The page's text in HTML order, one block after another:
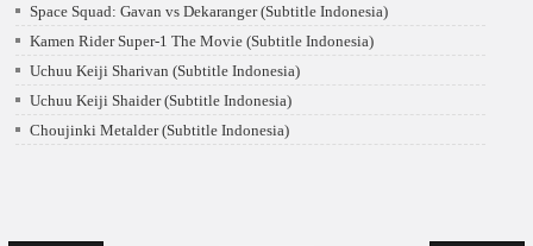
Space Squad: Gavan vs Dekaranger (Subtitle Indonesia)
Kamen Rider Super-1 The Movie (Subtitle Indonesia)
Uchuu Keiji Sharivan (Subtitle Indonesia)
Uchuu Keiji Shaider (Subtitle Indonesia)
Choujinki Metalder (Subtitle Indonesia)